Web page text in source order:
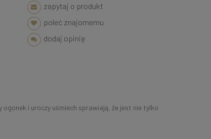
zapytaj o produkt
poleć znajomemu
dodaj opinię
i uroczy uśmiech sprawiają, że jest nie tylko